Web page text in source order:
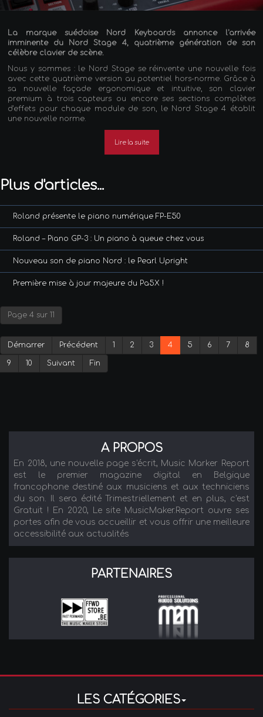
La marque suédoise Nord Keyboards annonce l'arrivée
imminente du Nord Stage 4, quatrième génération de son
célèbre clavier de scène.
Nous y sommes : le Nord Stage se réinvente une nouvelle fois
avec cette quatrième version au potentiel hors-norme. Grâce à
sa nouvelle façade ergonomique et intuitive, son clavier
premium à trois capteurs ou encore ses sections complètes
d'effets pour chaque module de son, le Nord Stage 4 établit
une nouvelle norme.
Lire la suite
Plus d'articles...
Roland présente le piano numérique FP-E50
Roland – Piano GP-3 : Un piano à queue chez vous
Nouveau son de piano Nord : le Pearl Upright
Première mise à jour majeure du Pa5X !
Page 4 sur 11
Démarrer Précédent 1 2 3 4 5 6 7 8
9 10 Suivant Fin
A PROPOS
En 2018, une nouvelle page s'écrit, Music Marker Report
est le premier magazine digital en Belgique
francophone destiné aux musiciens et aux techniciens
du son. Il sera édité Trimestriellement et en plus, c'est
Gratuit ! En 2020, Le site MusicMaker.Report ouvre ses
portes afin de vous accueillir et vous offrir une meilleure
accessibilité aux actualités
PARTENAIRES
LES CATÉGORIES